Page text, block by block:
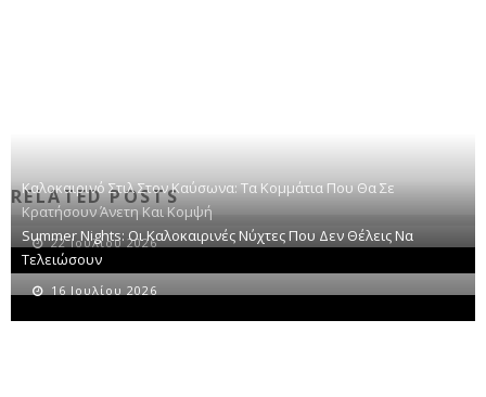
RELATED POSTS
Καλοκαιρινό Στιλ Στον Καύσωνα: Τα Κομμάτια Που Θα Σε
Κρατήσουν Άνετη Και Κομψή
22 Ιουλίου 2026
Summer Nights: Οι Καλοκαιρινές Νύχτες Που Δεν Θέλεις Να
Τελειώσουν
16 Ιουλίου 2026